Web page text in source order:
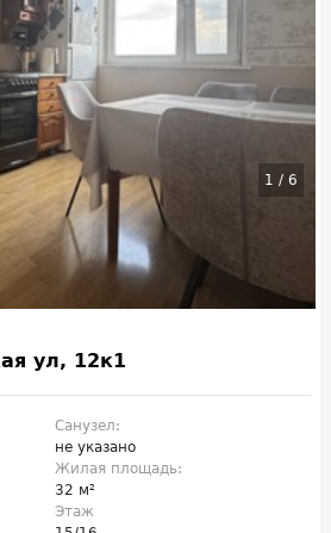
1 / 6
ул, 12к1
Санузел:
не указано
Жилая площадь:
32 м²
Этаж